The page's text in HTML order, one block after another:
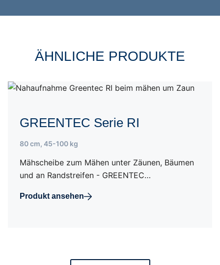
ÄHNLICHE PRODUKTE
GREENTEC Serie RI
80 cm, 45-100 kg
Mähscheibe zum Mähen unter Zäunen, Bäumen
und an Randstreifen - GREENTEC…
Produkt ansehen